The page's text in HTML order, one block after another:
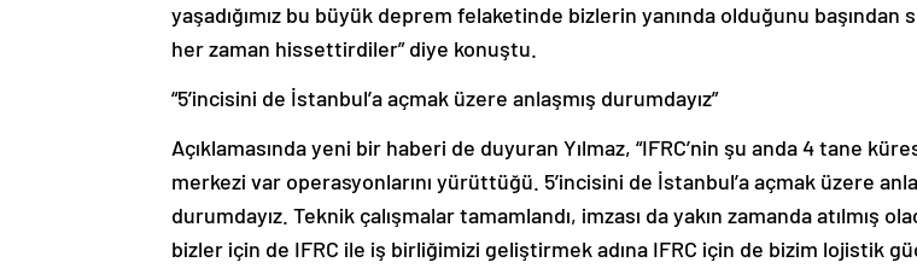
yaşadığımız bu büyük deprem felaketinde bizlerin yanında olduğunu başından
her zaman hissettirdiler” diye konuştu.
“5’incisini de İstanbul’a açmak üzere anlaşmış durumdayız”
Açıklamasında yeni bir haberi de duyuran Yılmaz, “IFRC’nin şu anda 4 tane
merkezi var operasyonlarını yürüttüğü. 5’incisini de İstanbul’a açmak üzere
durumdayız. Teknik çalışmalar tamamlandı, imzası da yakın zamanda atılmış
bizler için de IFRC ile iş birliğimizi geliştirmek adına IFRC için de bizim lojistik